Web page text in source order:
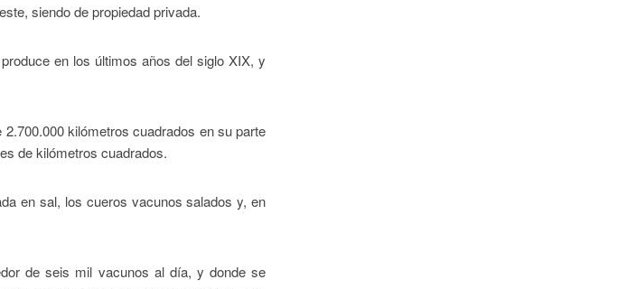
siendo de propiedad privada.
en los últimos años del siglo XIX, y
kilómetros cuadrados en su parte
de kilómetros cuadrados.
en sal, los cueros vacunos salados y, en
de seis mil vacunos al día, y donde se